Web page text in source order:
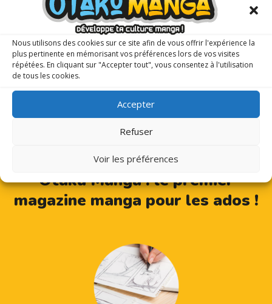
Nous utilisons des cookies sur ce site afin de vous offrir l'expérience la
plus pertinente en mémorisant vos préférences lors de vos visites
répétées. En cliquant sur "Accepter tout", vous consentez à l'utilisation
de tous les cookies.
Accepter
Refuser
Voir les préférences
Otaku Manga : le premier
magazine manga pour les ados !